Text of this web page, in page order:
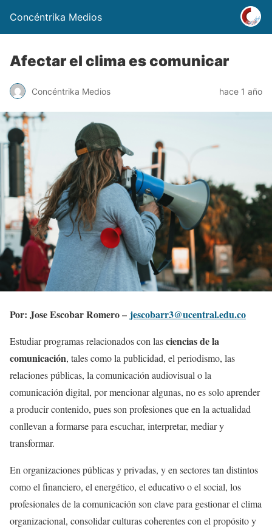
Concéntrika Medios
Afectar el clima es comunicar
Concéntrika Medios hace 1 año
Por: Jose Escobar Romero – jescobarr3@ucentral.edu.co
Estudiar programas relacionados con lasciencias de la
comunicación, tales como la publicidad, el periodismo, las
relaciones públicas, la comunicación audiovisual o la
comunicación digital, por mencionar algunas, no es solo aprender
a producir contenido, pues son profesiones que en la actualidad
conllevan a formarse para escuchar, interpretar, mediar y
transformar.
En organizaciones públicas y privadas, y en sectores tan distintos
como el financiero, el energético, el educativo o el social, los
profesionales de la comunicación son clave para gestionar el clima
organizacional, consolidar culturas coherentes con el propósito y